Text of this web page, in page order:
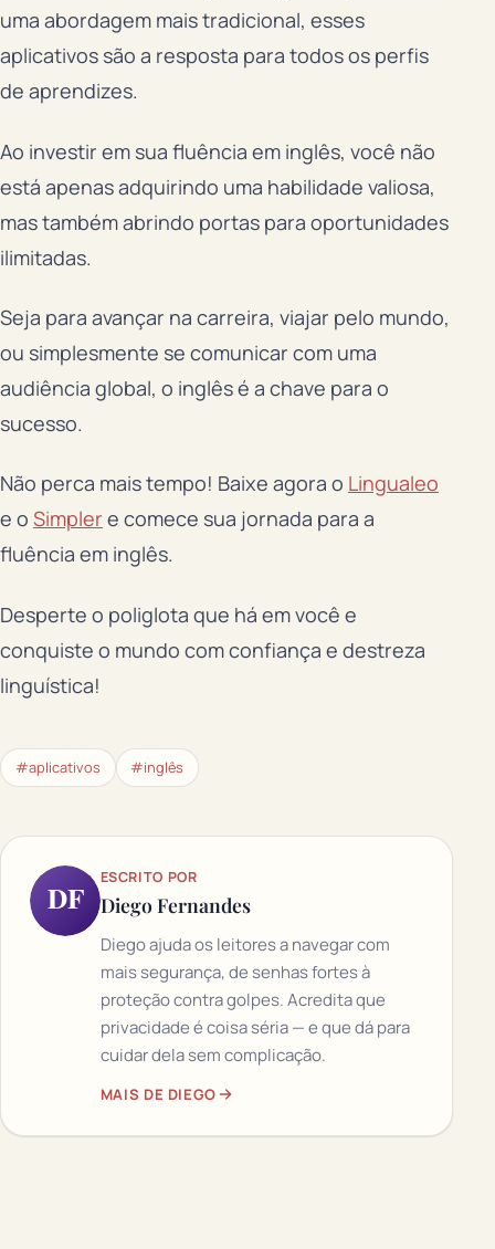
uma abordagem mais tradicional, esses
aplicativos são a resposta para todos os perfis
de aprendizes.
Ao investir em sua fluência em inglês, você não
está apenas adquirindo uma habilidade valiosa,
mas também abrindo portas para oportunidades
ilimitadas.
Seja para avançar na carreira, viajar pelo mundo,
ou simplesmente se comunicar com uma
audiência global, o inglês é a chave para o
sucesso.
Não perca mais tempo! Baixe agora o Lingualeo
e o Simpler e comece sua jornada para a
fluência em inglês.
Desperte o poliglota que há em você e
conquiste o mundo com confiança e destreza
linguística!
#aplicativos #inglês
DF
ESCRITO POR
Diego Fernandes
Diego ajuda os leitores a navegar com
mais segurança, de senhas fortes à
proteção contra golpes. Acredita que
privacidade é coisa séria — e que dá para
cuidar dela sem complicação.
MAIS DE DIEGO